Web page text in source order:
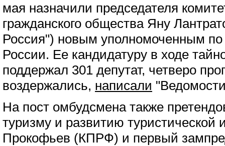
мая назначили председателя
гражданского общества Яну
Россия") новым уполномоченным по
России. Ее кандидатуру в ходе
поддержал 301 депутат, четверо
воздержались, написали
На пост омбудсмена также
туризму и развитию туристической
Прокофьев (КПРФ) и первый